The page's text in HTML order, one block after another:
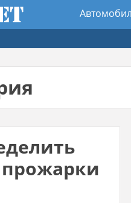
прожарки